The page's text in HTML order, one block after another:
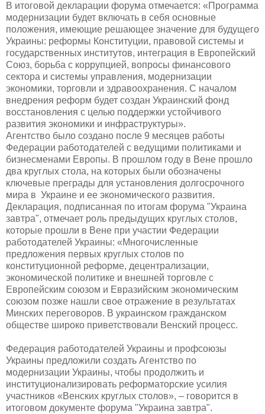
В итоговой декларации форума отмечается: «Программа
модернизации будет включать в себя основные
положения, имеющие решающее значение для будущего
Украины: реформы Конституции, правовой системы и
государственных институтов, интеграция в Европейский
Союз, борьба с коррупцией, вопросы финансового
сектора и системы управления, модернизации
экономики, торговли и здравоохранения. С началом
внедрения реформ будет создан Украинский фонд
восстановления с целью поддержки устойчивого
развития экономики и инфраструктуры».
Агентство было создано после 9 месяцев работы
Федерации работодателей с ведущими политиками и
бизнесменами Европы. В прошлом году в Вене прошло
два круглых стола, на которых были обозначены
ключевые преграды для установления долгосрочного
мира в Украине и ее экономического развития.
Декларация, подписанная по итогам форума "Украина
завтра", отмечает роль предыдущих круглых столов,
которые прошли в Вене при участии Федерации
работодателей Украины: «Многочисленные
предложения первых круглых столов по
конституционной реформе, децентрализации,
экономической политике и внешней торговле с
Европейским союзом и Евразийским экономическим
союзом позже нашли свое отражение в результатах
Минских переговоров. В украинском гражданском
обществе широко приветствовали Венский процесс.
Федерация работодателей Украины и профсоюзы
Украины предложили создать Агентство по
модернизации Украины, чтобы продолжить и
институционализировать реформаторские усилия
участников «Венских круглых столов», – говорится в
итоговом документе форума "Украина завтра".